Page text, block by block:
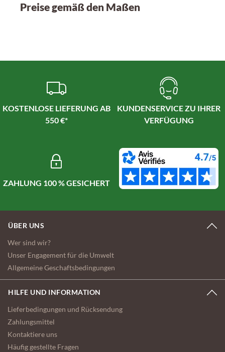
Preise gemäß den Maßen
KOSTENLOSE LIEFERUNG AB
550 €*
KUNDENSERVICE ZU IHRER
VERFÜGUNG
ZAHLUNG 100 % GESICHERT
ÜBER UNS
Wer sind wir?
Unser Engagement für die Umwelt
Allgemeine Geschaftsbedingungen
HILFE UND INFORMATION
Lieferbedingungen und Rücksendung
Zahlungsmittel
Kontaktiere uns
Häufig gestellte Fragen